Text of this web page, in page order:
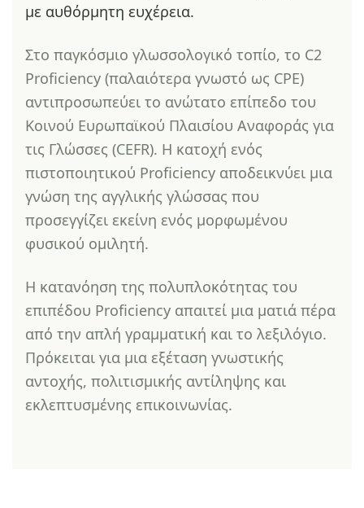
με αυθόρμητη ευχέρεια.
Στο παγκόσμιο γλωσσολογικό τοπίο, το C2
Proficiency (παλαιότερα γνωστό ως CPE)
αντιπροσωπεύει το ανώτατο επίπεδο του
Κοινού Ευρωπαϊκού Πλαισίου Αναφοράς για
τις Γλώσσες (CEFR). Η κατοχή ενός
πιστοποιητικού Proficiency αποδεικνύει μια
γνώση της αγγλικής γλώσσας που
προσεγγίζει εκείνη ενός μορφωμένου
φυσικού ομιλητή.
Η κατανόηση της πολυπλοκότητας του
επιπέδου Proficiency απαιτεί μια ματιά πέρα
από την απλή γραμματική και το λεξιλόγιο.
Πρόκειται για μια εξέταση γνωστικής
αντοχής, πολιτισμικής αντίληψης και
εκλεπτυσμένης επικοινωνίας.